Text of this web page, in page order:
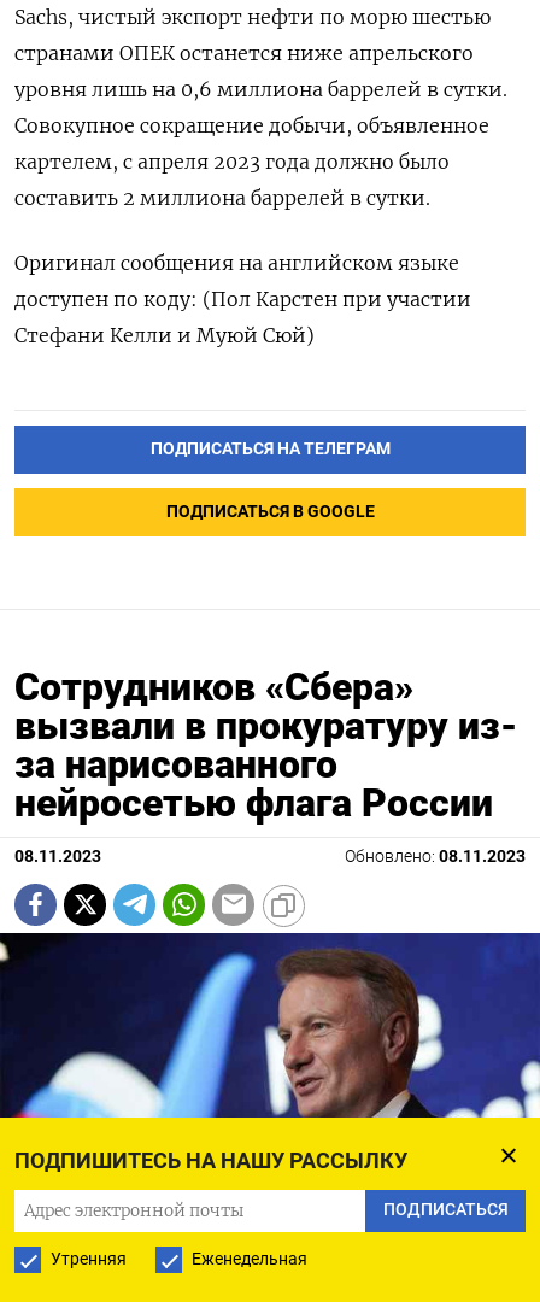
ПОДПИШИТЕСЬ НА НАШУ РАССЫЛКУ
ПОДПИСАТЬСЯ
Утренняя Еженедельная
Sachs, чистый экспорт нефти по морю шестью
странами ОПЕК останется ниже апрельского
уровня лишь на 0,6 миллиона баррелей в сутки.
Совокупное сокращение добычи, объявленное
картелем, с апреля 2023 года должно было
составить 2 миллиона баррелей в сутки.
Оригинал сообщения на английском языке
доступен по коду: (Пол Карстен при участии
Стефани Келли и Муюй Сюй)
ПОДПИСАТЬСЯ НА ТЕЛЕГРАМ
ПОДПИСАТЬСЯ В GOOGLE
Сотрудников «Сбера»
вызвали в прокуратуру из-
за нарисованного
нейросетью флага России
08.11.2023 Обновлено: 08.11.2023
Пелагия Тихонова / Агентство «Москва»